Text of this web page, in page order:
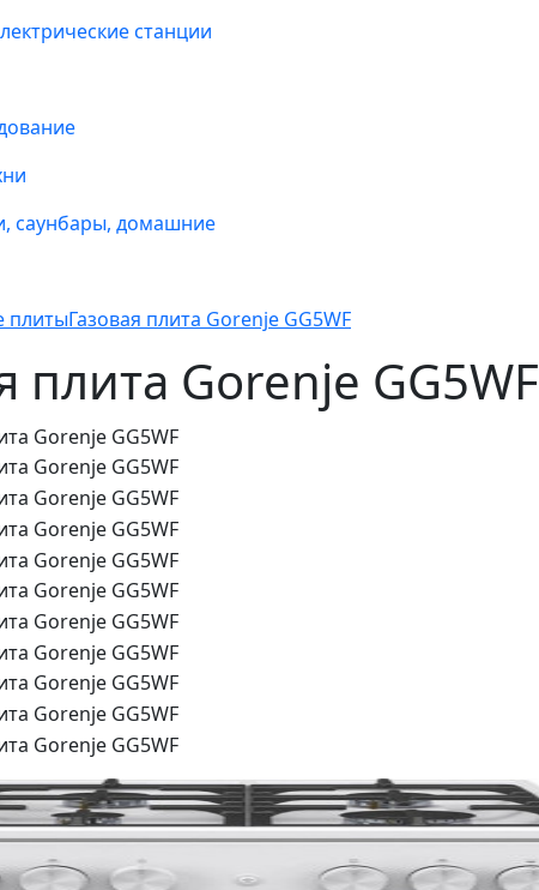
станции
саунбары, домашние
плитыГазовая плита Gorenje GG5WF
плита Gorenje GG5WF